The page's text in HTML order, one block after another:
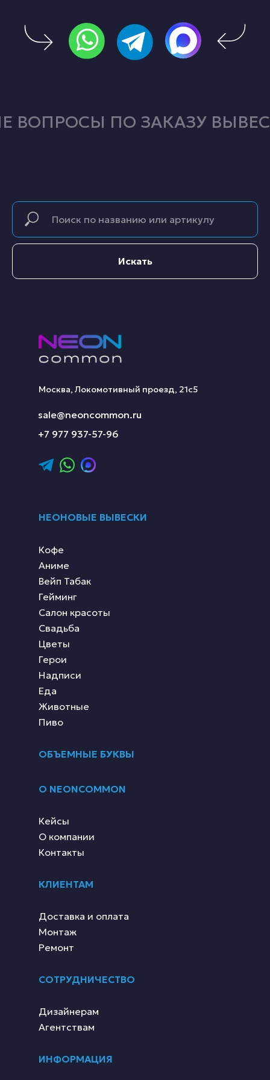
ПО ЗАКАЗУ
Искать
+7 977 937-57-96
НЕОНОВЫЕ ВЫВЕСКИ
О NEONCOMMON
КЛИЕНТАМ
ОБЪЕМНЫЕ БУКВЫ
СОТРУДНИЧЕСТВО
ИНФОРМАЦИЯ
Москва, Локомотивный проезд, 21с5
sale@neoncommon.ru
Кофе
Аниме
Вейп Табак
Гейминг
Контакты
О компании
Кейсы
Доставка и оплата
Монтаж
Ремонт
Агентствам
Дизайнерам
Салон красоты
Свадьба
Цветы
Герои
Надписи
Еда
Животные
Пиво